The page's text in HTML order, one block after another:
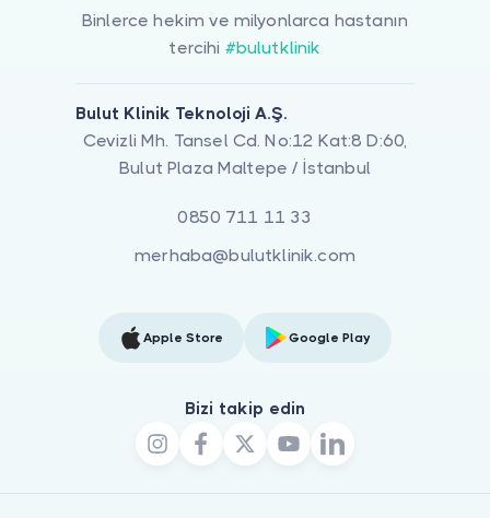
Binlerce hekim ve milyonlarca hastanın
tercihi #bulutklinik
Bulut Klinik Teknoloji A.Ş.
Cevizli Mh. Tansel Cd. No:12 Kat:8 D:60,
Bulut Plaza Maltepe / İstanbul
0850 711 11 33
merhaba@bulutklinik.com
Apple Store Google Play
Bizi takip edin